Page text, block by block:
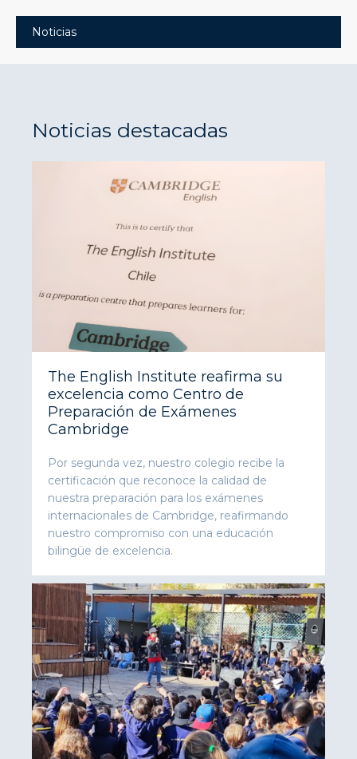
Noticias
Noticias destacadas
The English Institute reafirma su
excelencia como Centro de
Preparación de Exámenes
Cambridge
Por segunda vez, nuestro colegio recibe la
certificación que reconoce la calidad de
nuestra preparación para los exámenes
internacionales de Cambridge, reafirmando
nuestro compromiso con una educación
bilingüe de excelencia.